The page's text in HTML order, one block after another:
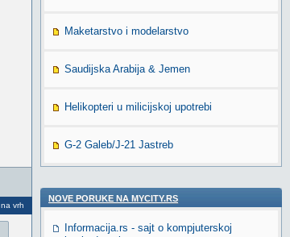
vrh
Maketarstvo i modelarstvo
Saudijska Arabija & Jemen
Helikopteri u milicijskoj upotrebi
G-2 Galeb/J-21 Jastreb
NOVE PORUKE NA MYCITY.RS
Informacija.rs - sajt o kompjuterskoj